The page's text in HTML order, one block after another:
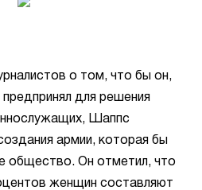
о том, что бы он,
для решения
Шаппс
армии, которая бы
общество. Он отметил, что
женщин составляют